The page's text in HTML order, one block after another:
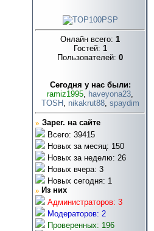
Онлайн всего: 1
Гостей: 1
Пользователей: 0
Cегодня у нас были:
ramiz1995, haveyona23,
TOSH , nikakrut88, spaydim
» Зарег. на сайте
Всего: 39415
Новых за месяц: 150
Новых за неделю: 26
Новых вчера: 3
Новых сегодня: 1
» Из них
Администраторов: 3
Модераторов: 2
Проверенных: 196